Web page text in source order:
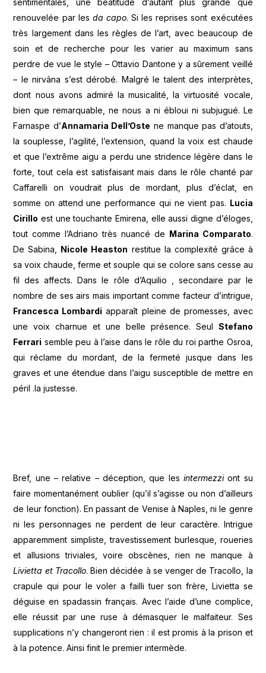
sentimentales, une béatitude d’autant plus grande que
renouvelée par les da capo. Si les reprises sont exécutées
très largement dans les règles de l’art, avec beaucoup de
soin et de recherche pour les varier au maximum sans
perdre de vue le style – Ottavio Dantone y a sûrement veillé
– le nirvâna s’est dérobé. Malgré le talent des interprètes,
dont nous avons admiré la musicalité, la virtuosité vocale,
bien que remarquable, ne nous a ni ébloui ni subjugué. Le
Farnaspe d’Annamaria Dell’Oste ne manque pas d’atouts,
la souplesse, l’agilité, l’extension, quand la voix est chaude
et que l’extrême aigu a perdu une stridence légère dans le
forte, tout cela est satisfaisant mais dans le rôle chanté par
Caffarelli on voudrait plus de mordant, plus d’éclat, en
somme on attend une performance qui ne vient pas. Lucia
Cirillo est une touchante Emirena, elle aussi digne d’éloges,
tout comme l’Adriano très nuancé de Marina Comparato.
De Sabina, Nicole Heaston restitue la complexité grâce à
sa voix chaude, ferme et souple qui se colore sans cesse au
fil des affects. Dans le rôle d’Aquilio , secondaire par le
nombre de ses airs mais important comme facteur d’intrigue,
Francesca Lombardi apparaît pleine de promesses, avec
une voix charnue et une belle présence. Seul Stefano
Ferrari semble peu à l’aise dans le rôle du roi parthe Osroa,
qui réclame du mordant, de la fermeté jusque dans les
graves et une étendue dans l’aigu susceptible de mettre en
péril .la justesse.
Bref, une – relative – déception, que les intermezziont su
faire momentanément oublier (qu’il s’agisse ou non d’ailleurs
de leur fonction). En passant de Venise à Naples, ni le genre
ni les personnages ne perdent de leur caractère. Intrigue
apparemment simpliste, travestissement burlesque, roueries
et allusions triviales, voire obscènes, rien ne manque à
Livietta et Tracollo. Bien décidée à se venger de Tracollo, la
crapule qui pour le voler a failli tuer son frère, Livietta se
déguise en spadassin français. Avec l’aide d’une complice,
elle réussit par une ruse à démasquer le malfaiteur. Ses
supplications n’y changeront rien : il est promis à la prison et
à la potence. Ainsi finit le premier intermède.